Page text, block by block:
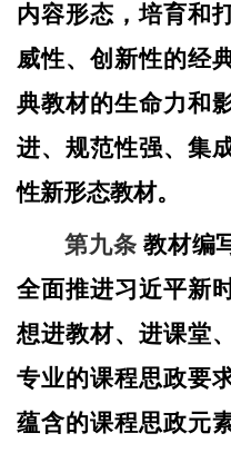
内容形态，培育和
威性、创新性的经
典教材的生命力和
进、规范性强、集
性新形态教材。
第九条 教材编
全面推进习近平新
想进教材、进课堂
专业的课程思政要
蕴含的课程思政元